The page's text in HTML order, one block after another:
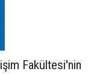
Fakültesi'nin